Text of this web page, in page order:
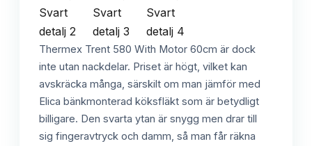
Thermex Trent 580 With Motor 60cm är dock
inte utan nackdelar. Priset är högt, vilket kan
avskräcka många, särskilt om man jämför med
Elica bänkmonterad köksfläkt som är betydligt
billigare. Den svarta ytan är snygg men drar till
sig fingeravtryck och damm, så man får räkna